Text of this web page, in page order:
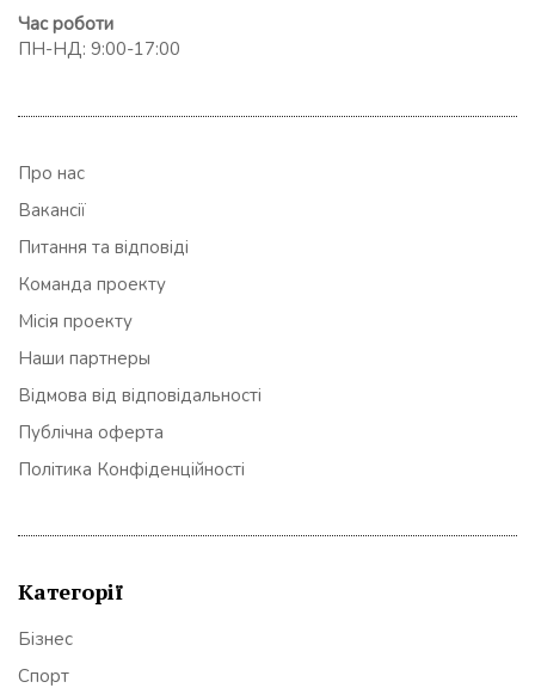
Час роботи
ПН-НД: 9:00-17:00
Про нас
Вакансії
Питання та відповіді
Команда проекту
Місія проекту
Наши партнеры
Відмова від відповідальності
Публічна оферта
Політика Конфіденційності
Категорії
Бізнес
Спорт